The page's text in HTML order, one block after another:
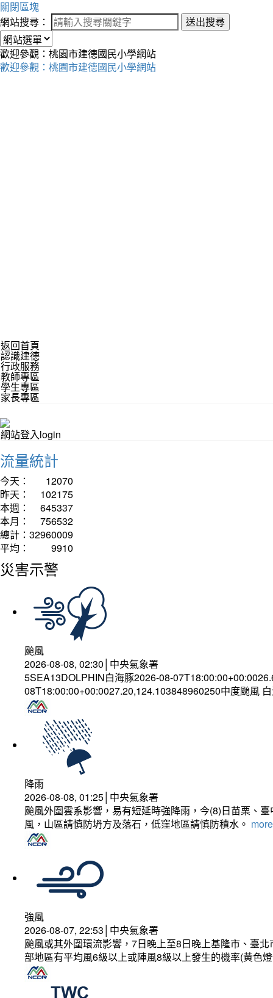
關閉區塊
網站搜尋：
送出搜尋
歡迎參觀：桃園市建德國民小學網站
歡迎參觀：桃園市建德國民小學網站
返回首頁
認識建德
行政服務
教師專區
學生專區
家長專區
網站登入login
流量統計
今天：
12070
昨天：
102175
本週：
645337
本月：
756532
總計： 32960009
平均：
9910
災害示警
颱風
2026-08-08, 02:30│中央氣象署
5SEA13DOLPHIN白海豚2026-08-
08T18:00:00+00:0027.20,124.103848960250中度颱風
降雨
2026-08-08, 01:25│中央氣象署
颱風外圍雲系影響，易有短延時強降雨，今(8)日苗栗、
風，山區請慎防坍方及落石，低窪地區請慎防積水。
強風
2026-08-07, 22:53│中央氣象署
颱風或其外圍環流影響，7日晚上至8日晚上基隆市、臺
部地區有平均風6級以上或陣風8級以上發生的機率(黃色